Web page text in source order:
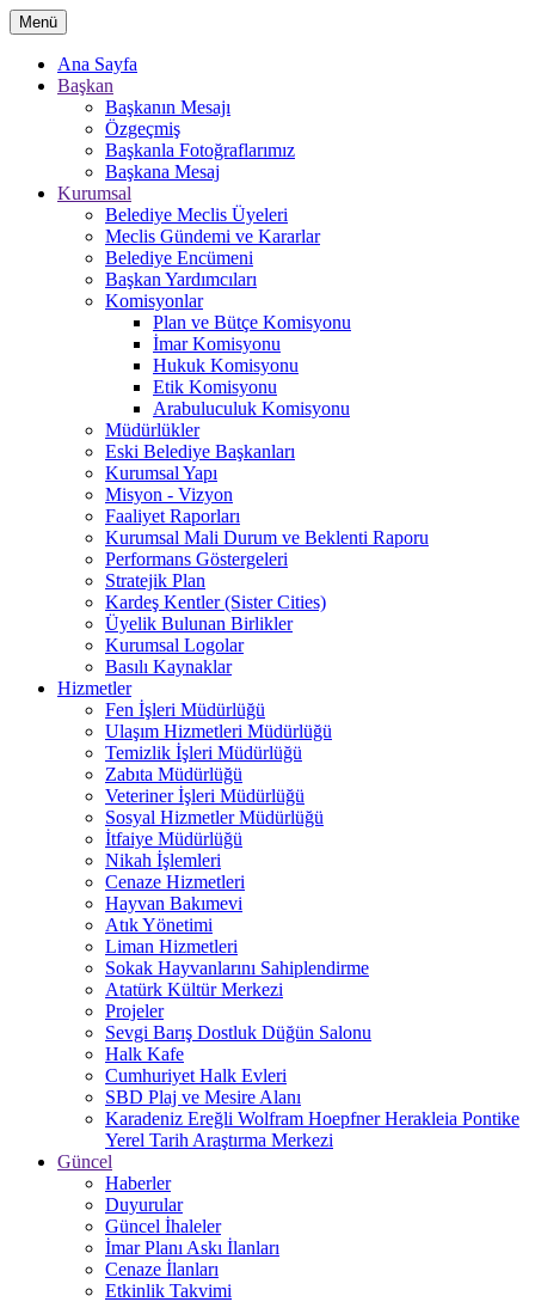
Menü
Ana Sayfa
Başkan
Başkanın Mesajı
Özgeçmiş
Başkanla Fotoğraflarımız
Başkana Mesaj
Kurumsal
Belediye Meclis Üyeleri
Meclis Gündemi ve Kararlar
Belediye Encümeni
Başkan Yardımcıları
Komisyonlar
Plan ve Bütçe Komisyonu
İmar Komisyonu
Hukuk Komisyonu
Etik Komisyonu
Arabuluculuk Komisyonu
Müdürlükler
Eski Belediye Başkanları
Kurumsal Yapı
Misyon - Vizyon
Faaliyet Raporları
Kurumsal Mali Durum ve Beklenti Raporu
Performans Göstergeleri
Stratejik Plan
Kardeş Kentler (Sister Cities)
Üyelik Bulunan Birlikler
Kurumsal Logolar
Basılı Kaynaklar
Hizmetler
Fen İşleri Müdürlüğü
Ulaşım Hizmetleri Müdürlüğü
Temizlik İşleri Müdürlüğü
Zabıta Müdürlüğü
Veteriner İşleri Müdürlüğü
Sosyal Hizmetler Müdürlüğü
İtfaiye Müdürlüğü
Nikah İşlemleri
Cenaze Hizmetleri
Hayvan Bakımevi
Atık Yönetimi
Liman Hizmetleri
Sokak Hayvanlarını Sahiplendirme
Atatürk Kültür Merkezi
Projeler
Sevgi Barış Dostluk Düğün Salonu
Halk Kafe
Cumhuriyet Halk Evleri
SBD Plaj ve Mesire Alanı
Karadeniz Ereğli Wolfram Hoepfner Herakleia Pontike
Yerel Tarih Araştırma Merkezi
Güncel
Haberler
Duyurular
Güncel İhaleler
İmar Planı Askı İlanları
Cenaze İlanları
Etkinlik Takvimi